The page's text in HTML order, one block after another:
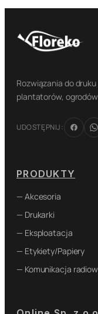
Rozwiązania do
plantatorów,
UDOSTĘPNIJ:
PRODUKTY
— Akcesoria
— Drukarki
— Eksploatacja
— Etykiety/Papiery
— Komunikacja